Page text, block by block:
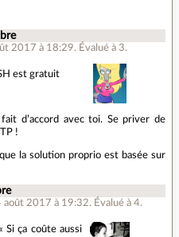
2017 à 18:29. Évalué à 3.
est gratuit
d’accord avec toi. Se priver de
!
la solution proprio est basée sur
août 2017 à 19:32. Évalué à 4.
Si ça coûte aussi